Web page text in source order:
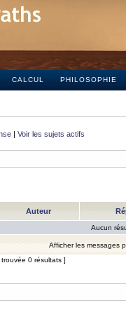
CALCUL PHILOSOPHIE
| Voir les sujets actifs
Auteur
Aucun
Afficher les messages
0 résultats ]